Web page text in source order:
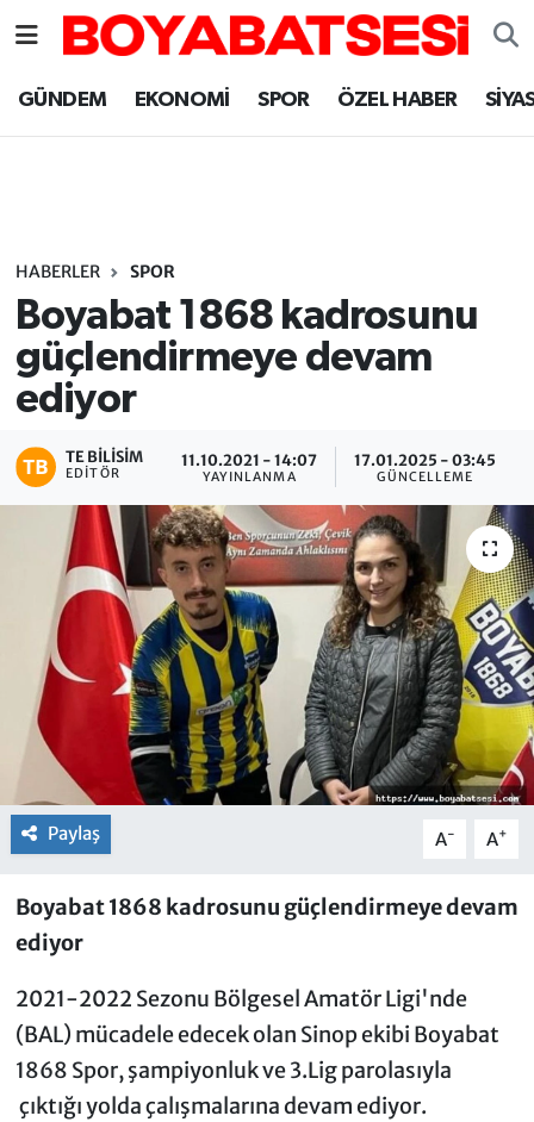
GÜNDEM EKONOMİ SPOR ÖZEL HABER
HABERLER SPOR
Boyabat 1868 kadrosunu
güçlendirmeye devam
ediyor
TE BILISIM
EDITÖR
11.10.2021 - 14:07
YAYINLANMA
17.01.2025 - 03:45
GÜNCELLEME
Paylaş A- A+
Boyabat 1868 kadrosunu güçlendirmeye devam
ediyor
2021-2022 Sezonu Bölgesel Amatör Ligi'nde
(BAL) mücadele edecek olan Sinop ekibi Boyabat
1868 Spor, şampiyonluk ve 3.Lig parolasıyla
çıktığı yolda çalışmalarına devam ediyor.
Sinop Nöbetçi Eczaneler
Sinop Trafik Yoğunluk Haritası
Süper Lig Puan Durumu ve Fikstür
Tüm Manşetler
Son Dakika Haberleri
Haber Arşivi